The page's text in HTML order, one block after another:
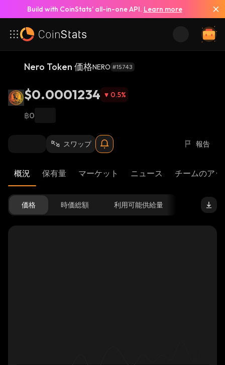
Build with CoinStats’ all-in-one API. Learn more
Nero Token 価格NERO #15743
$0.0001234 0.5%
฿0
スワップ 報告
概況 保有量 マーケット ニュース チームのア
価格 時価総額 利用可能供給量